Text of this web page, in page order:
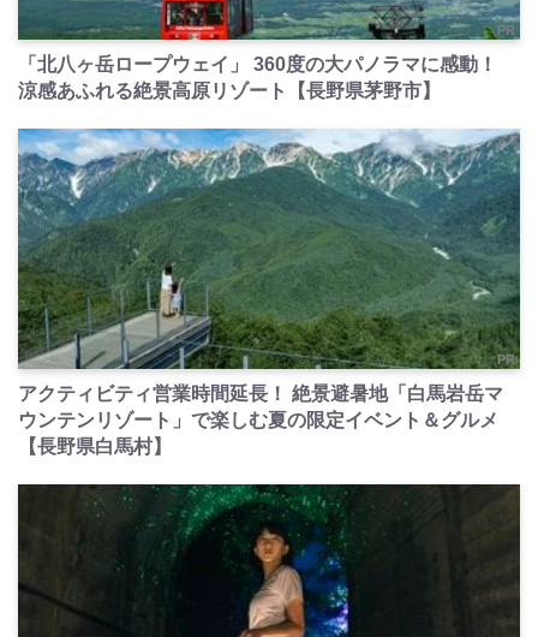
PR
「北八ヶ岳ロープウェイ」 360度の大パノラマに感動！
涼感あふれる絶景高原リゾート【長野県茅野市】
PR
アクティビティ営業時間延長！ 絶景避暑地「白馬岩岳マ
ウンテンリゾート」で楽しむ夏の限定イベント＆グルメ
【長野県白馬村】